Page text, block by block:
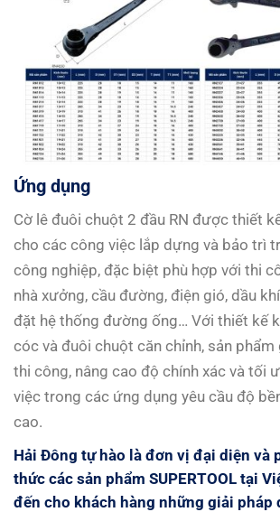
Ứng dụng
Cờ lê đuôi chuột 2 đầu RN được thiết
cho các công việc lắp dựng và bảo trì
công nghiệp, đặc biệt phù hợp với thi
nhà xưởng, cầu đường, điện gió, dầu
đặt hệ thống đường ống… Với thiết kế
cóc và đuôi chuột căn chỉnh, sản
thi công, nâng cao độ chính xác và tối
việc trong các ứng dụng yêu cầu độ
cao.
Hải Đông tự hào là đơn vị đại diện và
thức các sản phẩm SUPERTOOL tại
đến cho khách hàng những giải pháp